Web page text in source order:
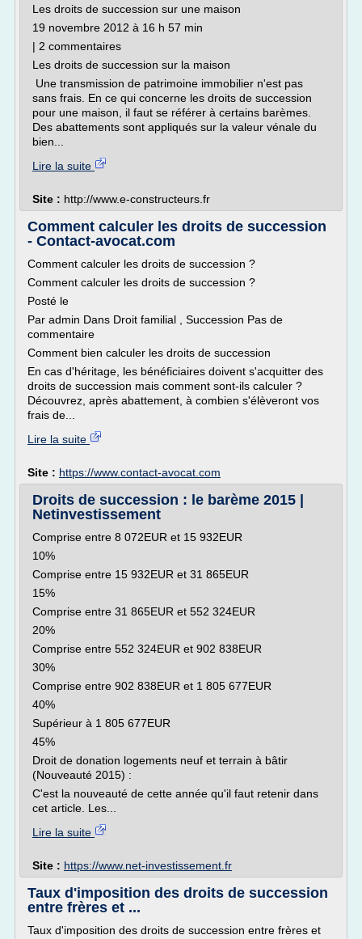
Les droits de succession sur une maison
19 novembre 2012 à 16 h 57 min
| 2 commentaires
Les droits de succession sur la maison
Une transmission de patrimoine immobilier n'est pas
sans frais. En ce qui concerne les droits de succession
pour une maison, il faut se référer à certains barèmes.
Des abattements sont appliqués sur la valeur vénale du
bien...
Lire la suite
Site : http://www.e-constructeurs.fr
Comment calculer les droits de succession
- Contact-avocat.com
Comment calculer les droits de succession ?
Comment calculer les droits de succession ?
Posté le
Par admin Dans Droit familial , Succession Pas de
commentaire
Comment bien calculer les droits de succession
En cas d'héritage, les bénéficiaires doivent s'acquitter des
droits de succession mais comment sont-ils calculer ?
Découvrez, après abattement, à combien s'élèveront vos
frais de...
Lire la suite
Site : https://www.contact-avocat.com
Droits de succession : le barème 2015 |
Netinvestissement
Comprise entre 8 072EUR et 15 932EUR
10%
Comprise entre 15 932EUR et 31 865EUR
15%
Comprise entre 31 865EUR et 552 324EUR
20%
Comprise entre 552 324EUR et 902 838EUR
30%
Comprise entre 902 838EUR et 1 805 677EUR
40%
Supérieur à 1 805 677EUR
45%
Droit de donation logements neuf et terrain à bâtir
(Nouveauté 2015) :
C'est la nouveauté de cette année qu'il faut retenir dans
cet article. Les...
Lire la suite
Site : https://www.net-investissement.fr
Taux d'imposition des droits de succession
entre frères et ...
Taux d'imposition des droits de succession entre frères et